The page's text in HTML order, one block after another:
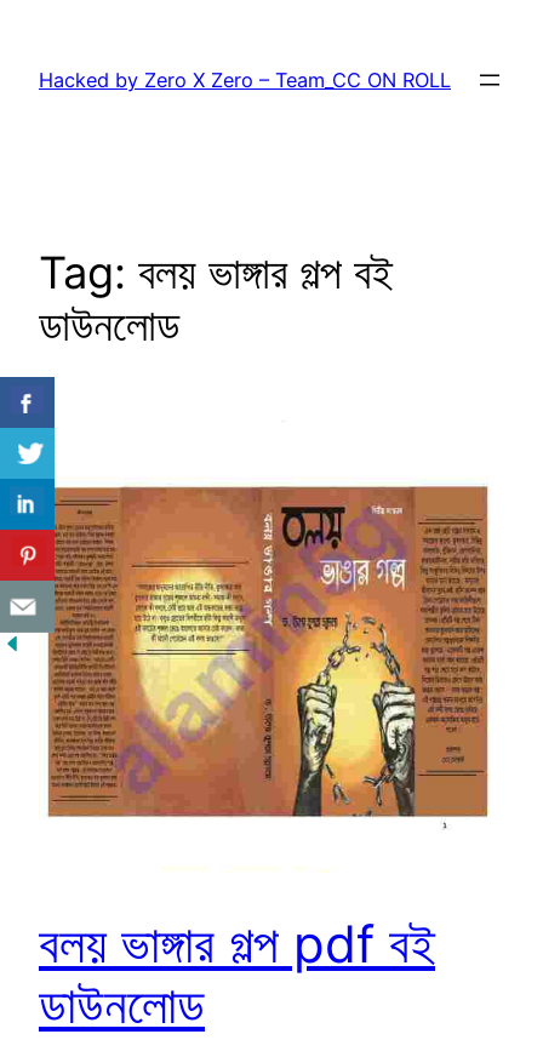
content
Hacked by Zero X Zero – Team_CC ON ROLL
Tag: বলয় ভাঙ্গার গল্প বই
ডাউনলোড
বলয় ভাঙ্গার গল্প pdf বই
ডাউনলোড